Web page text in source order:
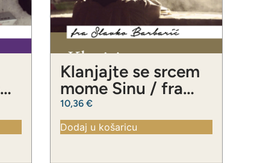
Klanjajte se srcem
mome Sinu / fra
Slavko Barbarić
10,36 €
Dodaj u košaricu